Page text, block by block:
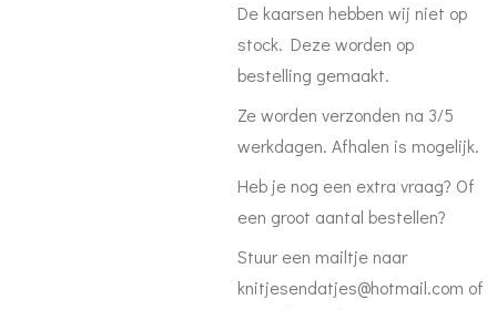
De kaarsen hebben wij niet op
stock. Deze worden op
bestelling gemaakt.
Ze worden verzonden na 3/5
werkdagen. Afhalen is mogelijk.
Heb je nog een extra vraag? Of
een groot aantal bestellen?
Stuur een mailtje naar
knitjesendatjes@hotmail.com of